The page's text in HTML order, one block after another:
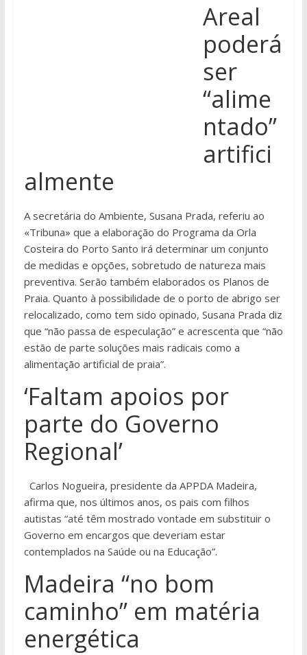
Areal
poderá
ser
“alime
ntado”
artifici
almente
A secretária do Ambiente, Susana Prada, referiu ao
«Tribuna» que a elaboração do Programa da Orla
Costeira do Porto Santo irá determinar um conjunto
de medidas e opções, sobretudo de natureza mais
preventiva. Serão também elaborados os Planos de
Praia. Quanto à possibilidade de o porto de abrigo ser
relocalizado, como tem sido opinado, Susana Prada diz
que “não passa de especulação” e acrescenta que “não
estão de parte soluções mais radicais como a
alimentação artificial de praia”.
‘Faltam apoios por
parte do Governo
Regional’
Carlos Nogueira, presidente da APPDA Madeira,
afirma que, nos últimos anos, os pais com filhos
autistas “até têm mostrado vontade em substituir o
Governo em encargos que deveriam estar
contemplados na Saúde ou na Educação”.
Madeira “no bom
caminho” em matéria
energética